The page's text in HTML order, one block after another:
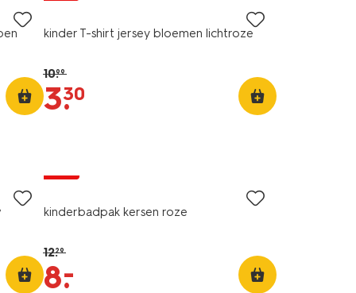
kinder T-shirt jersey bloemen lichtroze
10.99
3.
30
kinderbadpak kersen roze
12.29
8.
–